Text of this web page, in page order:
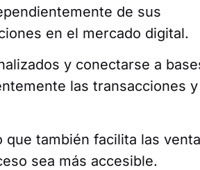
de sus
en el mercado digital.
y conectarse a
las transacciones y
que también facilita las
sea más accesible.